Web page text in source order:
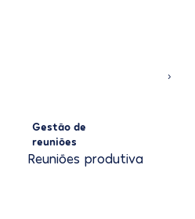
Gestão de
reuniões
Reuniões produtiva